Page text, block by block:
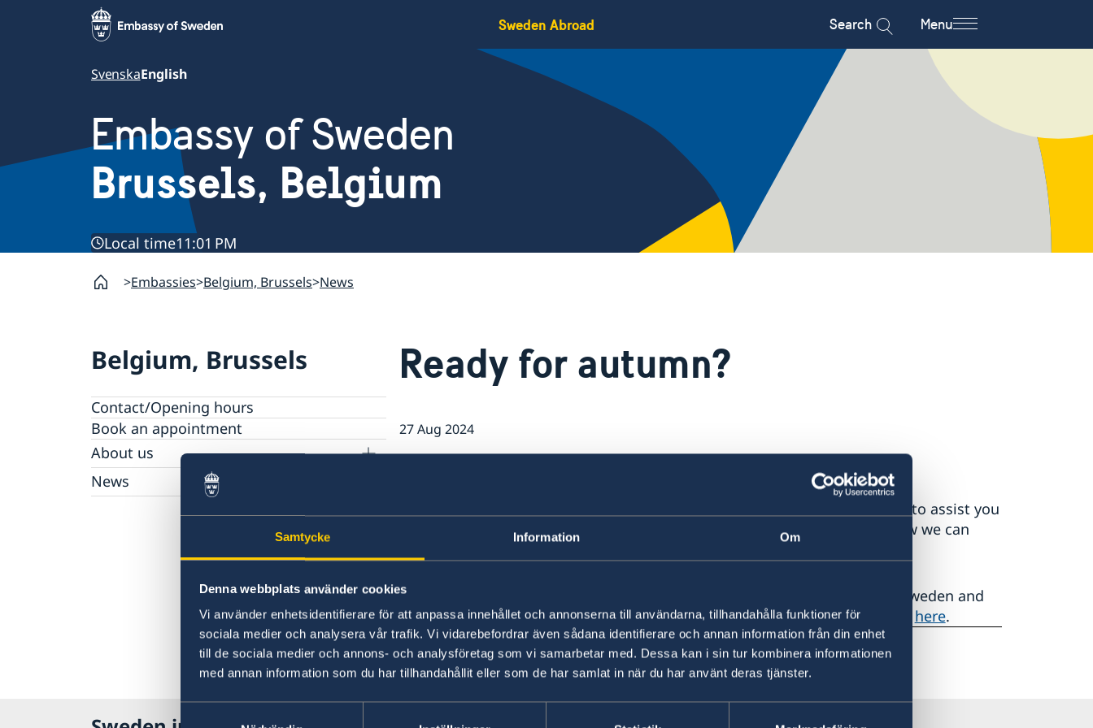
Samtycke Information Om
Denna webbplats använder cookies
Vi använder enhetsidentifierare för att anpassa innehållet och annonserna till användarna, tillhandahålla funktioner för
sociala medier och analysera vår trafik. Vi vidarebefordrar även sådana identifierare och annan information från din enhet
till de sociala medier och annons- och analysföretag som vi samarbetar med. Dessa kan i sin tur kombinera informationen
med annan information som du har tillhandahållit eller som de har samlat in när du har använt deras tjänster.
Sweden Abroad Search Menu
SvenskaEnglish
Embassy of Sweden
Brussels, Belgium
Local time11:01 PM
Embassies Belgium, Brussels News
Belgium, Brussels
Contact/Opening hours
Book an appointment
About us
Data Protection Policy
News
Ready for autumn?
27 Aug 2024
We hope that you have had a calm and relaxing summer.
The Consulate General of Sweden in Brussels is ready for the autumn and to assist you
with issues you may have. Explore our website to find out more about how we can
Maybe you decided to renew your passport during the summer break in Sweden and
need to collect it in Brussels? Please find the link to book an appointment here.
Last updated 27 Aug 2024, 4.06 PM